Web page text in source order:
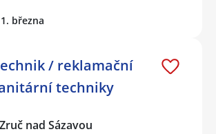
března
/ reklamační
techniky
nad Sázavou